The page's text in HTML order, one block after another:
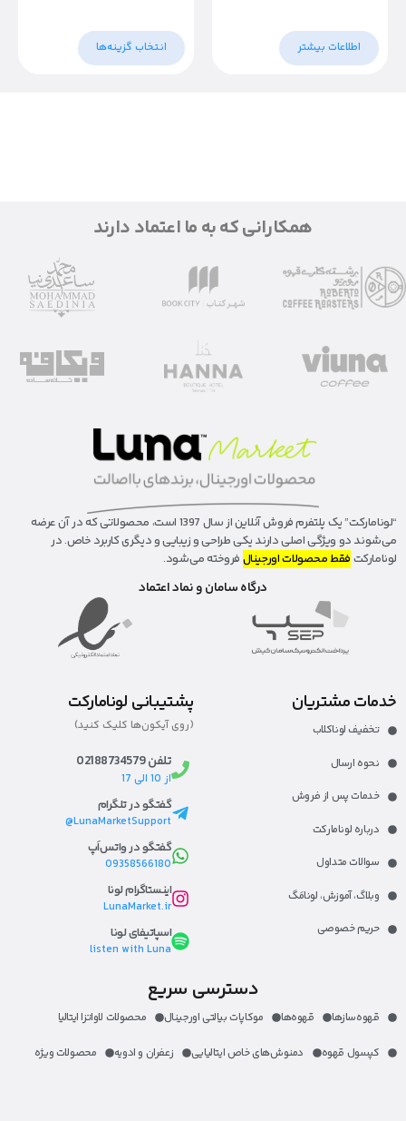
اطلاعات بیشتر انتخاب گزینه‌ها
همکارانی که به ما اعتماد دارند
“لونا‌مارکت” یک پلتفرم فروش آنلاین از سال 1397 است، محصولاتی که در آن عرضه
می‌شوند دو ویژگی اصلی دارند یکی طراحی و زیبایی و دیگری کاربرد خاص. در
لونامارکت فقط محصولات اورجینال فروخته می‌شود.
درگاه سامان و نماد اعتماد
خدمات مشتریان
تخفیف لوناکلاب
نحوه ارسال
خدمات پس از فروش
درباره لونامارکت​
سوالات متداول
وبلاگ، آموزش، لونا‌مَگ​
حریم خصوصی
پشتیبانی لونامارکت
(روی آیکون‌ها کلیک کنید)
تلفن 02188734579
از 10 الی 17
گفتگو در تلگرام
LunaMarketSupport@
گفتگو در واتس‌اَپ
09358566180
اینستاگرام لونا
LunaMarket.ir
اسپاتیفای لونا
listen with Luna
دسترسی سریع
قهوه‌ساز‌ها قهوه‌ها موکاپات بیالتی اورجینال محصولات لاواتزا ایتالیا
کپسول قهوه دمنوش‌های خاص ایتالیایی زعفران و ادویه محصولات ویژه